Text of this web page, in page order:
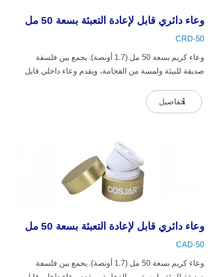
وعاء دائري قابل لإعادة التعبئة بسعة 50 مل
CRD-50
وعاء كريم بسعة 50 مل (1.7 أونصة). يجمع بين فلسفة
صديقة للبيئة ولمسة من الفخامة، ويقدم وعاء داخلي قابل
تفاصيل
وعاء دائري قابل لإعادة التعبئة بسعة 50 مل
CAD-50
وعاء كريم بسعة 50 مل (1.7 أونصة). يجمع بين فلسفة